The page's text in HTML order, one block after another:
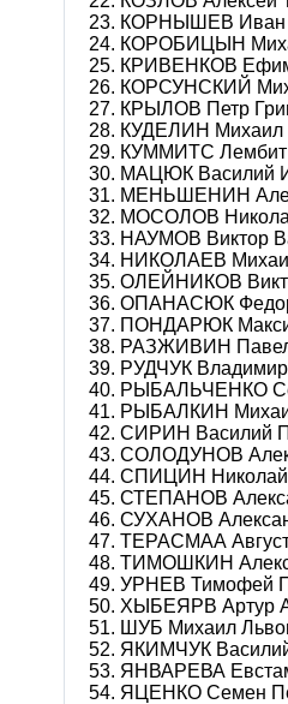
23. КОРНЫШЕВ Иван
24. КОРОБИЦЫН
25. КРИВЕНКОВ
26. КОРСУНСКИЙ
27. КРЫЛОВ Петр
28. КУДЕЛИН Михаил
29. КУММИТС Лембит
30. МАЦЮК Василий
31. МЕНЬШЕНИН
32. МОСОЛОВ
33. НАУМОВ Виктор
34. НИКОЛАЕВ
35. ОЛЕЙНИКОВ
36. ОПАНАСЮК Федор
37. ПОНДАРЮК
38. РАЗЖИВИН Павел
39. РУДЧУК
40. РЫБАЛЬЧЕНКО
41. РЫБАЛКИН
42. СИРИН Василий
43. СОЛОДУНОВ
44. СПИЦИН Николай
45. СТЕПАНОВ
46. СУХАНОВ
47. ТЕРАСМАА
48. ТИМОШКИН
49. УРНЕВ Тимофей
50. ХЫБЕЯРВ Артур
51. ШУБ Михаил
52. ЯКИМЧУК
53. ЯНВАРЕВА
54. ЯЦЕНКО Семен